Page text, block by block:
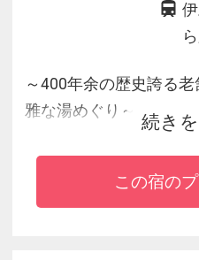
～400年余の歴史誇る
雅な湯めぐり～
・客室は露天風呂付き
新館和室、夏目漱石も
間」などさまざまな設え
続き
この宿の